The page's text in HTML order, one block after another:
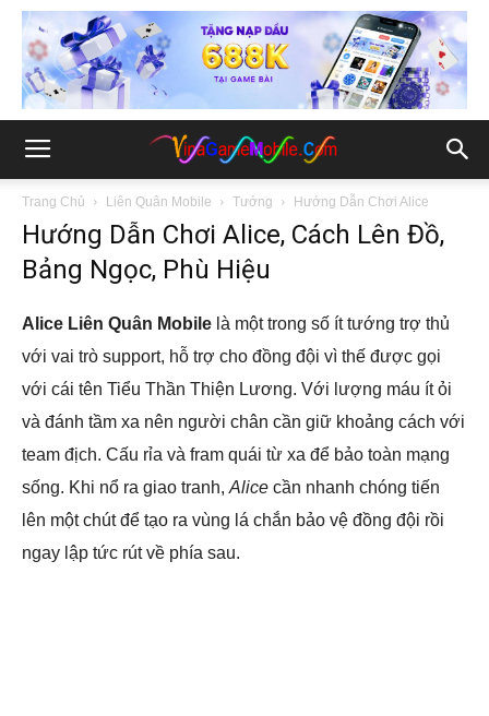
Trang Chủ Liên Quân Mobile Tướng Hướng Dẫn Chơi Alice
Hướng Dẫn Chơi Alice, Cách Lên Đồ,
Bảng Ngọc, Phù Hiệu
Alice Liên Quân Mobile là một trong số ít tướng trợ thủ
với vai trò support, hỗ trợ cho đồng đội vì thế được gọi
với cái tên Tiểu Thần Thiện Lương. Với lượng máu ít ỏi
và đánh tầm xa nên người chân cần giữ khoảng cách với
team địch. Cấu rỉa và fram quái từ xa để bảo toàn mạng
sống. Khi nổ ra giao tranh, Alice cần nhanh chóng tiến
lên một chút để tạo ra vùng lá chắn bảo vệ đồng đội rồi
ngay lập tức rút về phía sau.